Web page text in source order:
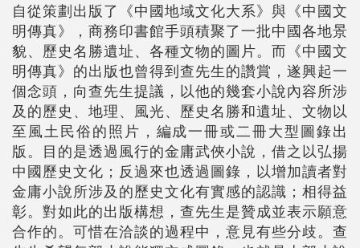
自從策劃出版了《中國地域文化大系》與《中國文
明傳真》，商務印書館手頭積聚了一批中國各地景
貌、歷史名勝遺址、各種文物的圖片。而《中國文
明傳真》的出版也曾得到查先生的讚賞，遂興起一
個念頭，向查先生提議，以他的幾套小說內容所涉
及的歷史、地理、風光、歷史名勝和遺址、文物以
至風土民俗的照片，編成一冊或二冊大型圖錄出
版。目的是透過風行的金庸武俠小說，借之以弘揚
中國歷史文化；反過來也透過圖錄，以增加讀者對
金庸小說所涉及的歷史文化有實感的認識；相得益
彰。對如此的出版構想，查先生是贊成並表示願意
合作的。可惜在洽談的過程中，意見有些分歧。查